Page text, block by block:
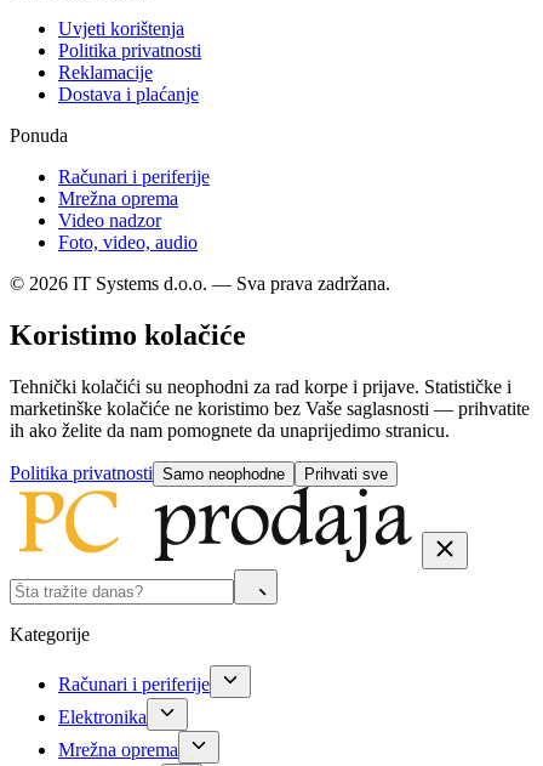
Uvjeti korištenja
Politika privatnosti
Reklamacije
Dostava i plaćanje
Ponuda
Računari i periferije
Mrežna oprema
Video nadzor
Foto, video, audio
© 2026 IT Systems d.o.o. — Sva prava zadržana.
Koristimo kolačiće
Tehnički kolačići su neophodni za rad korpe i prijave. Statističke i
marketinške kolačiće ne koristimo bez Vaše saglasnosti — prihvatite
ih ako želite da nam pomognete da unaprijedimo stranicu.
Politika privatnosti Samo neophodne Prihvati sve
Kategorije
Računari i periferije
Elektronika
Mrežna oprema